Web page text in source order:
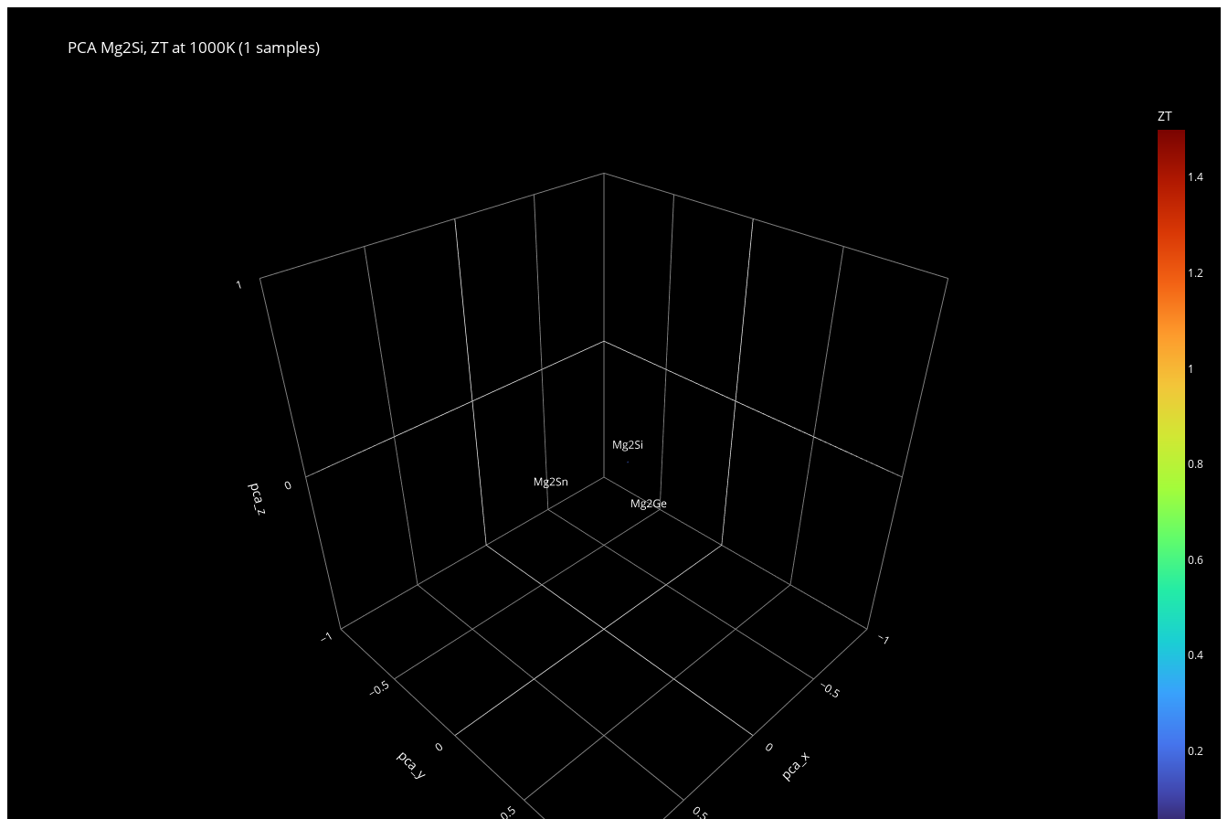
0.2
0.4
0.6
0.8
1
1.2
1.4
ZT
PCA Mg2Si, ZT at 1000K (1 samples)